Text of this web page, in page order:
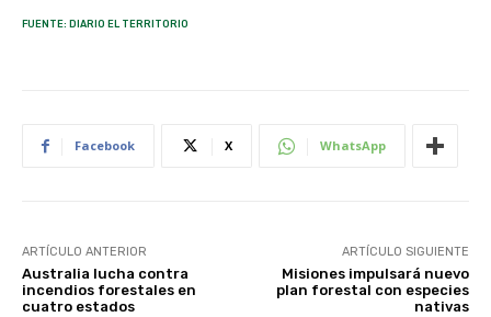
FUENTE: DIARIO EL TERRITORIO
Facebook X WhatsApp
ARTÍCULO ANTERIOR
Australia lucha contra
incendios forestales en
cuatro estados
ARTÍCULO SIGUIENTE
Misiones impulsará nuevo
plan forestal con especies
nativas